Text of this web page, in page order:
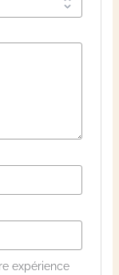
expérience